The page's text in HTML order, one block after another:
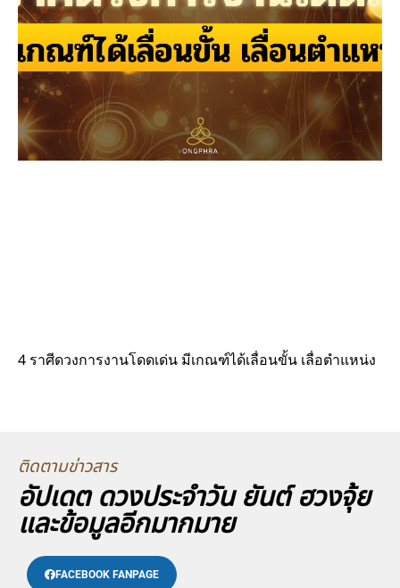
4 ราศีดวงการงานโดดเด่น มีเกณฑ์ได้เลื่อนขั้น เลื่อตำแหน่ง
ติดตามข่าวสาร
อัปเดต ดวงประจำวัน ยันต์ ฮวงจุ้ย
และข้อมูลอีกมากมาย
FACEBOOK FANPAGE